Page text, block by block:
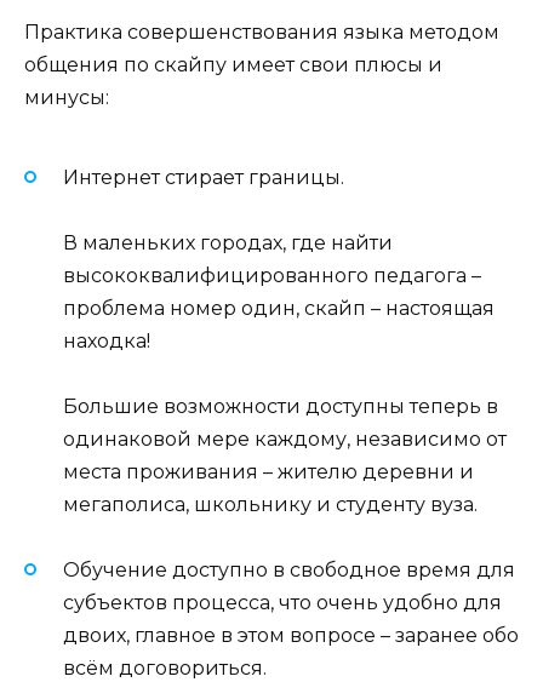
Практика совершенствования языка методом
общения по скайпу имеет свои плюсы и
минусы:
Интернет стирает границы.
В маленьких городах, где найти
высококвалифицированного педагога –
проблема номер один, скайп – настоящая
находка!
Большие возможности доступны теперь в
одинаковой мере каждому, независимо от
места проживания – жителю деревни и
мегаполиса, школьнику и студенту вуза.
Обучение доступно в свободное время для
субъектов процесса, что очень удобно для
двоих, главное в этом вопросе – заранее обо
всём договориться.